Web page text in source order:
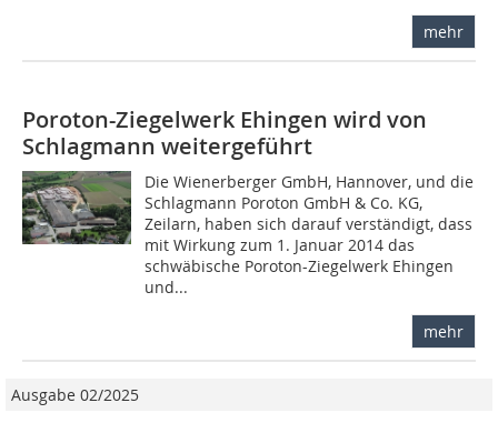
mehr
Poroton-Ziegelwerk Ehingen wird von
Schlagmann weitergeführt
Die Wienerberger GmbH, Hannover, und die
Schlagmann Poroton GmbH & Co. KG,
Zeilarn, haben sich darauf verständigt, dass
mit Wirkung zum 1. Januar 2014 das
schwäbische Poroton-Ziegelwerk Ehingen
und...
mehr
Ausgabe 02/2025